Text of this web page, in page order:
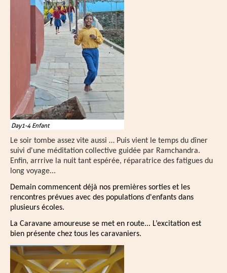
Day1-4 Enfant
Le soir tombe assez vite aussi … Puis vient le temps du dîner
suivi d'une méditation collective guidée par Ramchandra.
Enfin, arrrive la nuit tant espérée, réparatrice des fatigues du
long voyage...
Demain commencent déjà nos premières sorties et les
rencontres prévues avec des populations d'enfants dans
plusieurs écoles.
La Caravane amoureuse se met en route... L’excitation est
bien présente chez tous les caravaniers.